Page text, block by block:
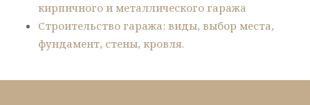
кирпичного и металлического гаража
Строительство гаража: виды, выбор места,
фундамент, стены, кровля.